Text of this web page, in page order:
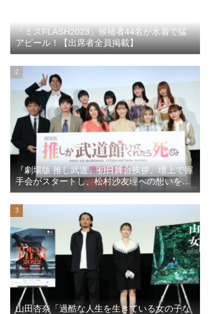
「ミスFLASH2023」候補者44名が水着で猛
アピール！【出席者全員掲載】
『劇場版 推し武道』初日舞台挨拶。壇上で握
手会がスタートし、松村沙友理への想いをア
ピール！？
山田杏奈「過酷な人生を生きている女の子な